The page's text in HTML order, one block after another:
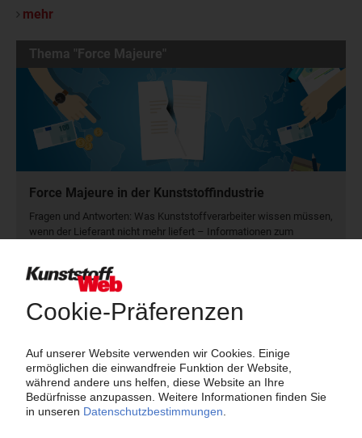
mehr
Thema "Force Majeure"
Force Majeure in der Kunststoffindustrie
Fragen und Antworten: Was Kunst­stoff­verarbeiter wissen müssen,
wenn der Lieferant nicht mehr liefert – Informationen zum
Newsletter